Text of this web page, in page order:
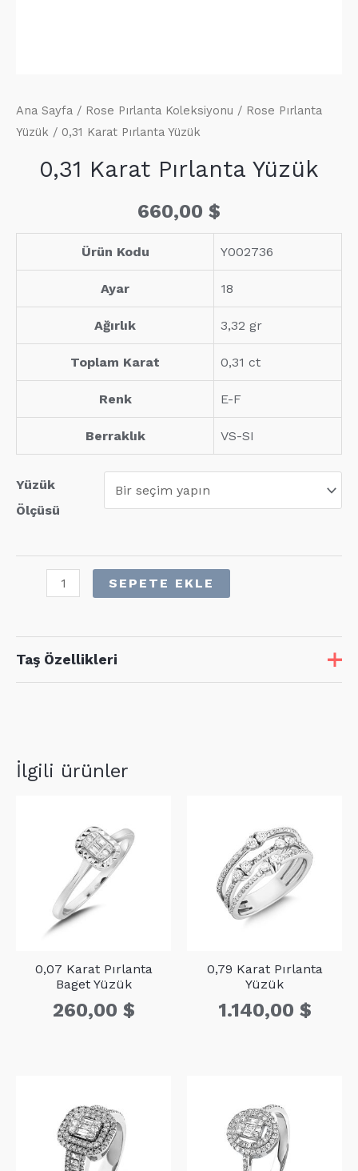
Ana Sayfa / Rose Pırlanta Koleksiyonu / Rose Pırlanta
Yüzük / 0,31 Karat Pırlanta Yüzük
0,31 Karat Pırlanta Yüzük
660,00 $
Ürün Kodu Y002736
Ayar 18
Ağırlık 3,32 gr
Toplam Karat 0,31 ct
Renk E-F
Berraklık VS-SI
Yüzük
Ölçüsü
Yüzük
SEPETE EKLE
Taş Özellikleri
İlgili ürünler
0,07 Karat Pırlanta
Baget Yüzük
260,00 $
0,79 Karat Pırlanta
Yüzük
1.140,00 $